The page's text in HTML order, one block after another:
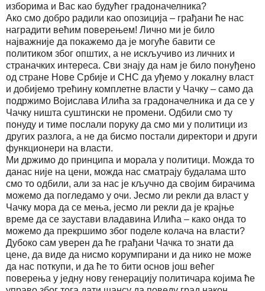
изборима и Вас као будућег градоначелника?
Ако смо добро радили као опозиција – грађани ће нас
наградити већим поверењем! Лично ми је било
најважније да покажемо да је могуће бавити се
политиком због општих, а не искључиво из личних и
страначких интереса. Сви знају да нам је било понуђено
од стране Нове Србије и СНС да уђемо у локалну власт
и добијемо трећину комплетне власти у Чачку – само да
подржимо Војислава Илића за градоначелника и да се у
Чачку ништа суштински не промени. Одбили смо ту
понуду и тиме послали поруку да смо ми у политици из
других разлога, а не да бисмо постали директори и други
функционери на власти.
Ми држимо до принципа и морала у политици. Можда то
данас није на цени, можда нас сматрају будалама што
смо то одбили, али за нас је кључно да својим бирачима
можемо да погледамо у очи. Јесмо ли рекли да власт у
Чачку мора да се мења, јесмо ли рекли да је крајње
време да се заустави владавина Илића – како онда то
можемо да прекршимо због поделе колача на власти?
Дубоко сам уверен да ће грађани Чачка то знати да
цене, да виде да нисмо корумпирани и да нико не може
да нас поткупи, и да ће то бити основ још већег
поверења у једну нову генерацију политичара којима ће